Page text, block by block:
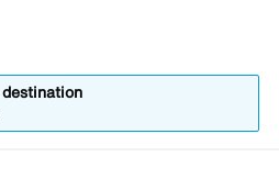
destination